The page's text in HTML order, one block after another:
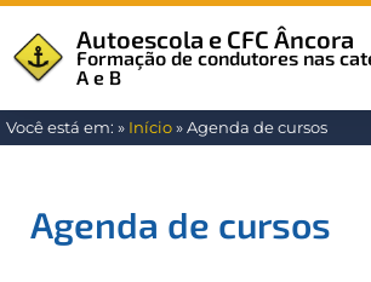
Autoescola e CFC Âncora
Formação de condutores nas
A e B
Você está em: » Início»Agenda de cursos
Agenda de cursos